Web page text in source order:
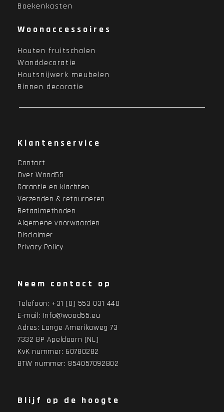
Boekenkasten
Woonaccessoires
Houten fruitschalen
Wanddecoratie
Houtsnijwerk meubelen
Binnen decoratie
Klantenservice
Contact
Over Wood55
Garantie en klachten
Verzenden & retourneren
Betaalmethoden
Algemene voorwaarden
Disclaimer
Privacy Policy
Neem contact op
Telefoon: +31 (0) 553 031 440
E-mail: Info@wood55.eu
Adres: Lange Amerikaweg 73
7332 BP Apeldoorn (NL)
KvK nummer: 60780282
BTW nummer: 854057092B02
Blijf op de hoogte